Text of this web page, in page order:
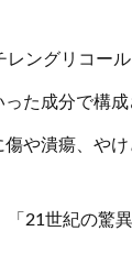
ングリコール
た成分で構成
や潰瘍、やけ
21世紀の驚